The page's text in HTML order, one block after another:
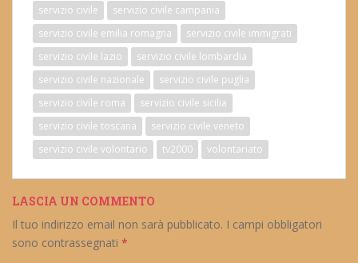
servizio civile
servizio civile campania
servizio civile emilia romagna
servizio civile immigrati
servizio civile lazio
servizio civile lombardia
servizio civile nazionale
servizio civile puglia
servizio civile roma
servizio civile sicilia
servizio civile toscana
servizio civile veneto
servizio civile volontario
tv2000 volontariato
LASCIA UN COMMENTO
Il tuo indirizzo email non sarà pubblicato. I campi obbligatori
sono contrassegnati *